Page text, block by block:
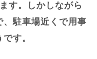
す。しかしながら
駐車場近くで用事
す。